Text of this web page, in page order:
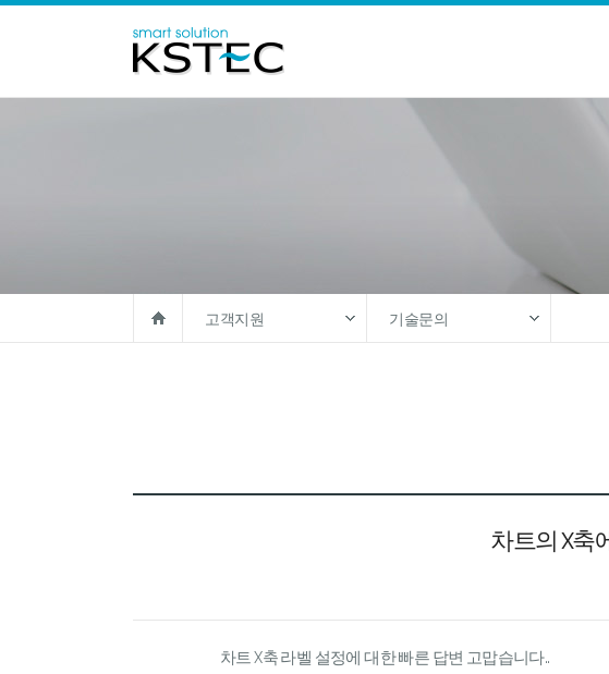
고객지원
기술문의
차트의 X축
차트 X축 라벨 설정에 대한 빠른 답변 고맙습니다..